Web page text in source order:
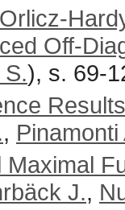
Off-
), s. 69-
, Pinamonti
Maximal
J.,